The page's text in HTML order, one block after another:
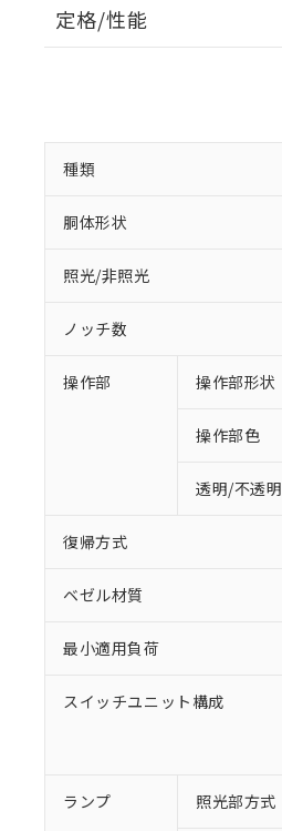
定格/性能
種類
胴体形状
照光/非照光
ノッチ数
操作部 操作部形状
操作部色
透明/不透明
復帰方式
ベゼル材質
最小適用負荷
スイッチユニット構成
ランプ 照光部方式